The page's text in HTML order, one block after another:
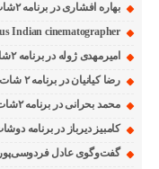
بهاره افشاری در برنامه ۲شات
Indian cinematographer
امیرمهدی ژوله در برنامه ۲شات
رضا کیانیان در برنامه ۲ شات
محمد بحرانی در برنامه ۲شات/ ۲شات فصل ۱ قسمت ۲
کامبیز دیرباز در برنامه دوشات / ۲ شات فصل ۱
گفت‌وگوی عادل